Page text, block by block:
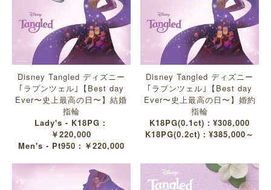
Disney Tangled ディズニー
｢ラプンツェル｣【Best day
Ever〜史上最高の日〜】結婚
指輪
Lady's - K18PG：
￥220,000
Men's - Pt950：￥220,000
Disney Tangled ディズニー
｢ラプンツェル｣【Best day
Ever〜史上最高の日〜】婚約
指輪
K18PG(0.1ct)：¥308,000
K18PG(0.2ct)：¥385,000～